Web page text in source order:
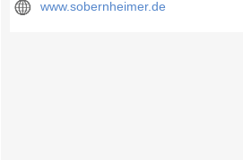
www.sobernheimer.de